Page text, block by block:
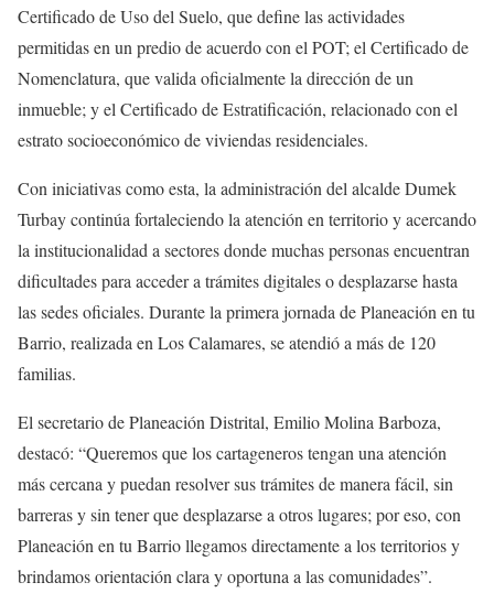
Certificado de Uso del Suelo, que define las actividades
permitidas en un predio de acuerdo con el POT; el Certificado de
Nomenclatura, que valida oficialmente la dirección de un
inmueble; y el Certificado de Estratificación, relacionado con el
estrato socioeconómico de viviendas residenciales.
Con iniciativas como esta, la administración del alcalde Dumek
Turbay continúa fortaleciendo la atención en territorio y acercando
la institucionalidad a sectores donde muchas personas encuentran
dificultades para acceder a trámites digitales o desplazarse hasta
las sedes oficiales. Durante la primera jornada de Planeación en tu
Barrio, realizada en Los Calamares, se atendió a más de 120
familias.
El secretario de Planeación Distrital, Emilio Molina Barboza,
destacó: “Queremos que los cartageneros tengan una atención
más cercana y puedan resolver sus trámites de manera fácil, sin
barreras y sin tener que desplazarse a otros lugares; por eso, con
Planeación en tu Barrio llegamos directamente a los territorios y
brindamos orientación clara y oportuna a las comunidades”.